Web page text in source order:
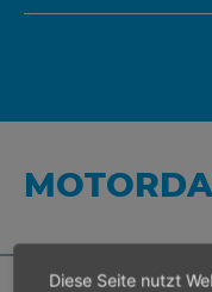
Diese Seite nutzt